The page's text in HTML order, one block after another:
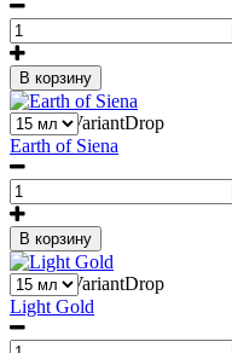
В корзину
1Liquid::VariantDrop
Earth of Siena
В корзину
1Liquid::VariantDrop
Light Gold